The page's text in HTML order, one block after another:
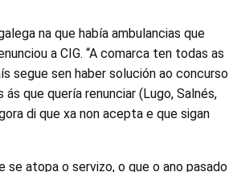
na que había ambulancias que
a CIG. “A comarca ten todas as
segue sen haber solución ao concurso
que quería renunciar (Lugo, Salnés,
di que xa non acepta e que sigan
atopa o servizo, o que o ano pasado